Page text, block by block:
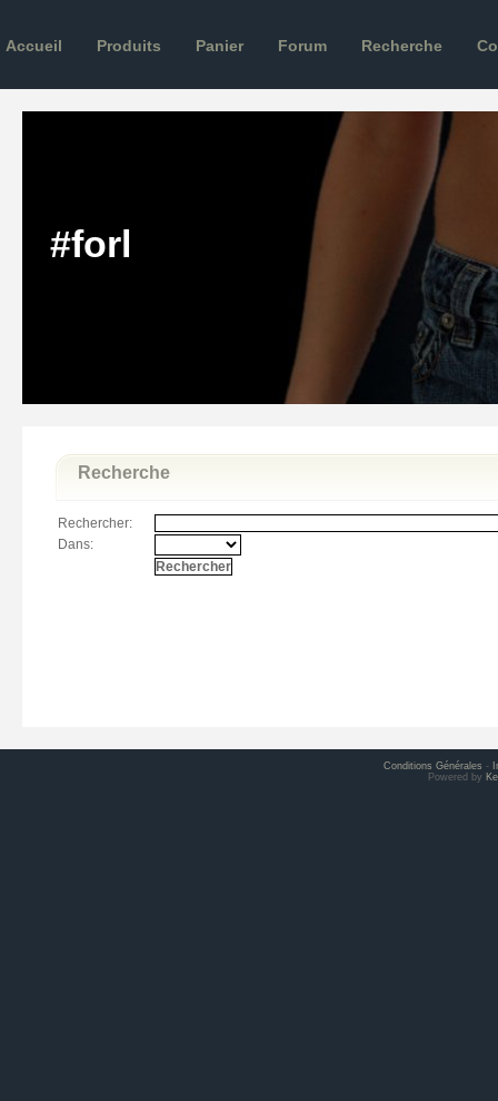
#forl
Accueil Produits Panier Forum Recherche
Recherche
Rechercher:
Dans:
Conditions Générales -
Powered by